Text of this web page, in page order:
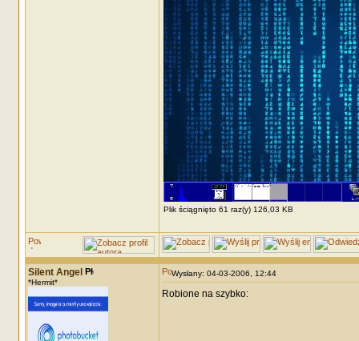
Plik ściągnięto 61 raz(y) 126,03 KB
Silent Angel
*Hermit*
Wysłany: 04-03-2006, 12:44
Robione na szybko: